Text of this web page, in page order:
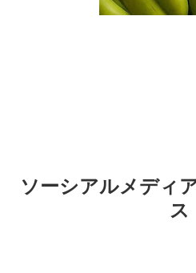
ソーシアルメディ
ス